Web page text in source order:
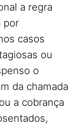
a regra
por
casos
ou
o
da chamada
a cobrança